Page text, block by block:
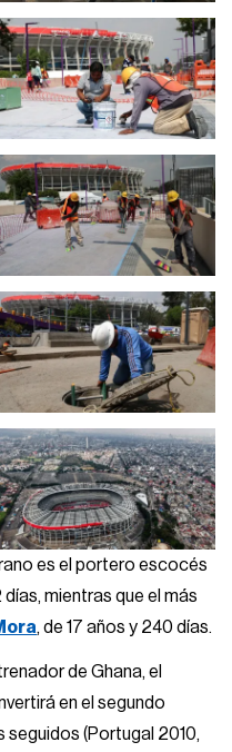
es el portero escocés
mientras que el más
, de 17 años y 240 días.
de Ghana, el
en el segundo
seguidos (Portugal 2010,